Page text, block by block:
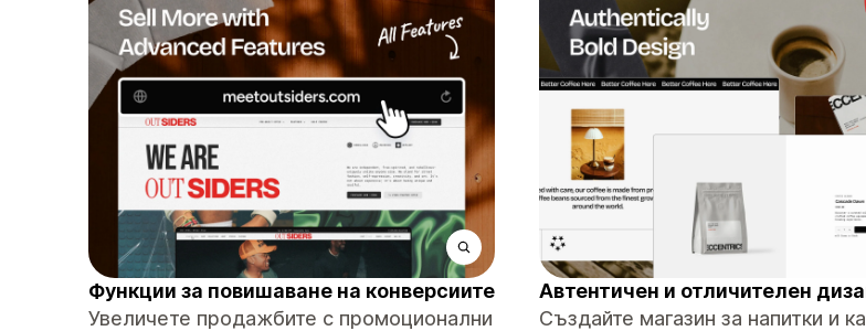
Функции за повишаване на конверсиите
Увеличете продажбите с промоционални
Автентичен и отличителен
Създайте магазин за напитки и